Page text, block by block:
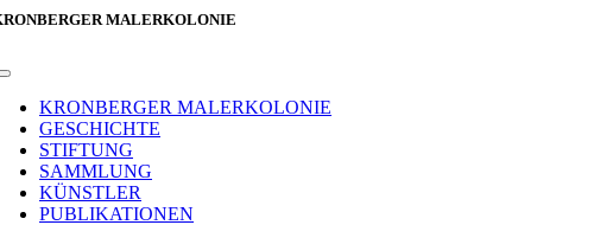
MALERKOLONIE
Toggle
NavigationKRONBERGER MALERKOLONIE
GESCHICHTE
STIFTUNG
SAMMLUNG
KÜNSTLER
PUBLIKATIONEN